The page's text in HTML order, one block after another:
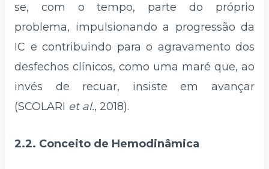
se, com o tempo, parte do próprio
problema, impulsionando a progressão da
IC e contribuindo para o agravamento dos
desfechos clínicos, como uma maré que, ao
invés de recuar, insiste em avançar
(SCOLARI et al., 2018).
2.2. Conceito de Hemodinâmica